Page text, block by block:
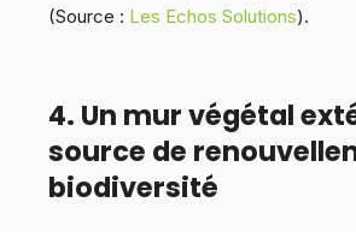
(Source : Les Echos Solutions).
4. Un mur végétal
source de
biodiversité